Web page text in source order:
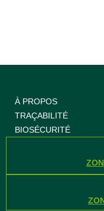
À PROPOS
TRAÇABILITÉ
BIOSÉCURITÉ